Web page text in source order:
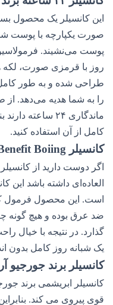
این کانسیلر یک محصول
صورت یکپارچه با پوست
پوست می‌نشیند.
روز با قرمزی صورت، لکه
طراحی شده و به طور
را به شما هدیه می‌دهد. از
ماندگاری ۲۴ ساعته
کامل از آن استفاده کنید.
کانسیلر Benefit Boiing
اگر دوست دارید از
العاده‌ای داشته باشد این
است. این محصول فرمول
ضد عرق بوده و هیچ گونه
گذارد. در نتیجه با خیال
یک شبانه روز کامل بدون
کانسیلر برند جورجیو
کانسیلر ابریشمی برند
قوی پیروی می کند.